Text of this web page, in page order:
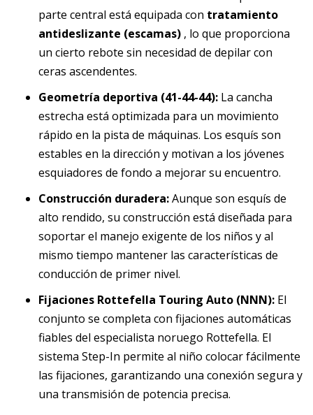
parte central está equipada con tratamiento
antideslizante (escamas) , lo que proporciona
un cierto rebote sin necesidad de depilar con
ceras ascendentes.
Geometría deportiva (41-44-44): La cancha
estrecha está optimizada para un movimiento
rápido en la pista de máquinas. Los esquís son
estables en la dirección y motivan a los jóvenes
esquiadores de fondo a mejorar su encuentro.
Construcción duradera:Aunque son esquís de
alto rendido, su construcción está diseñada para
soportar el manejo exigente de los niños y al
mismo tiempo mantener las características de
conducción de primer nivel.
Fijaciones Rottefella Touring Auto (NNN): El
conjunto se completa con fijaciones automáticas
fiables del especialista noruego Rottefella. El
sistema Step-In permite al niño colocar fácilmente
las fijaciones, garantizando una conexión segura y
una transmisión de potencia precisa.